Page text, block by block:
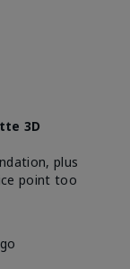
3D
plus
point too